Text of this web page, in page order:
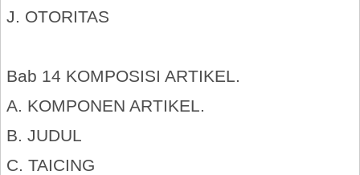
J. OTORITAS
Bab 14 KOMPOSISI ARTIKEL.
A. KOMPONEN ARTIKEL.
B. JUDUL
C. TAICING